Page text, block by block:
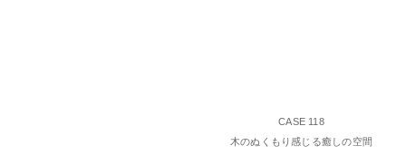
CASE 118
木のぬくもり感じる癒しの空間